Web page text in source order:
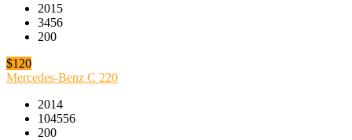
2015
3456
200
$120
Mercedes-Benz C 220
2014
104556
200